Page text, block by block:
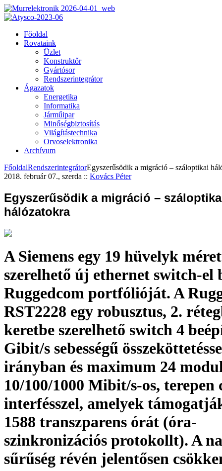
Főoldal
Rovataink
Üzlet
Konstruktőr
Gyártósor
Rendszerintegrátor
Ágazatok
Energetika
Informatika
Járműipar
Minőségbiztosítás
Világítástechnika
Orvoselektronika
Archívum
FőoldalRendszerintegrátorEgyszerűsödik a migráció – száloptikai
2018. február 07., szerda :: Kovács Péter
Egyszerűsödik a migráció –
hálózatokra
A Siemens egy 19 hüvelyk
szerelhető új ethernet switch-el
Ruggedcom portfólióját. A
RST2228 egy robusztus, 2.
keretbe szerelhető switch 4
Gibit/s sebességű
irányban és maximum 24
10/100/1000 Mibit/s-os, terepen
interfésszel, amelyek
1588 transzparens órát (óra-
szinkronizációs protokollt). A
sűrűség révén jelentősen